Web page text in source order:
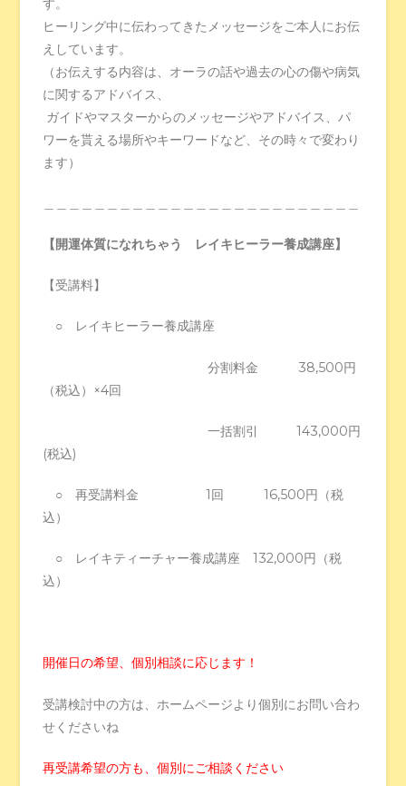
す。
ヒーリング中に伝わってきたメッセージをご本人にお伝
えしています。
（お伝えする内容は、オーラの話や過去の心の傷や病気
に関するアドバイス、
ガイドやマスターからのメッセージやアドバイス、パ
ワーを貰える場所やキーワードなど、その時々で変わり
ます）
【開運体質になれちゃう レイキヒーラー養成講座】
【受講料】
○ レイキヒーラー養成講座
分割料金 38,500円
（税込）×4回
一括割引 143,000円
(税込)
○ 再受講料金 1回 16,500円（税
込）
○ レイキティーチャー養成講座 132,000円（税
込）
開催日の希望、個別相談に応じます！
受講検討中の方は、ホームページより個別にお問い合わ
せくださいね
再受講希望の方も、個別にご相談ください